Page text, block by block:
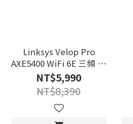
Linksys Velop Pro
AXE5400 WiFi 6E 三頻 無
線網狀路由器 一入
(MX6201-AH)
NT$5,990
NT$8,390